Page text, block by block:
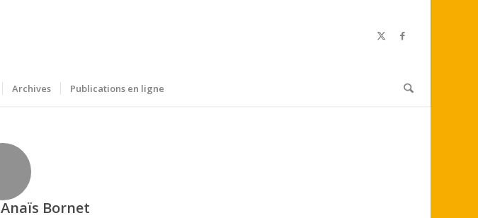
Archives Publications en ligne
Anaïs Bornet